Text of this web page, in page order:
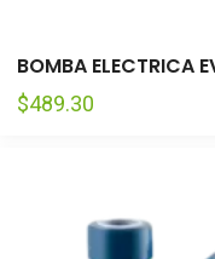
BOMBA ELECTRICA
$489.30